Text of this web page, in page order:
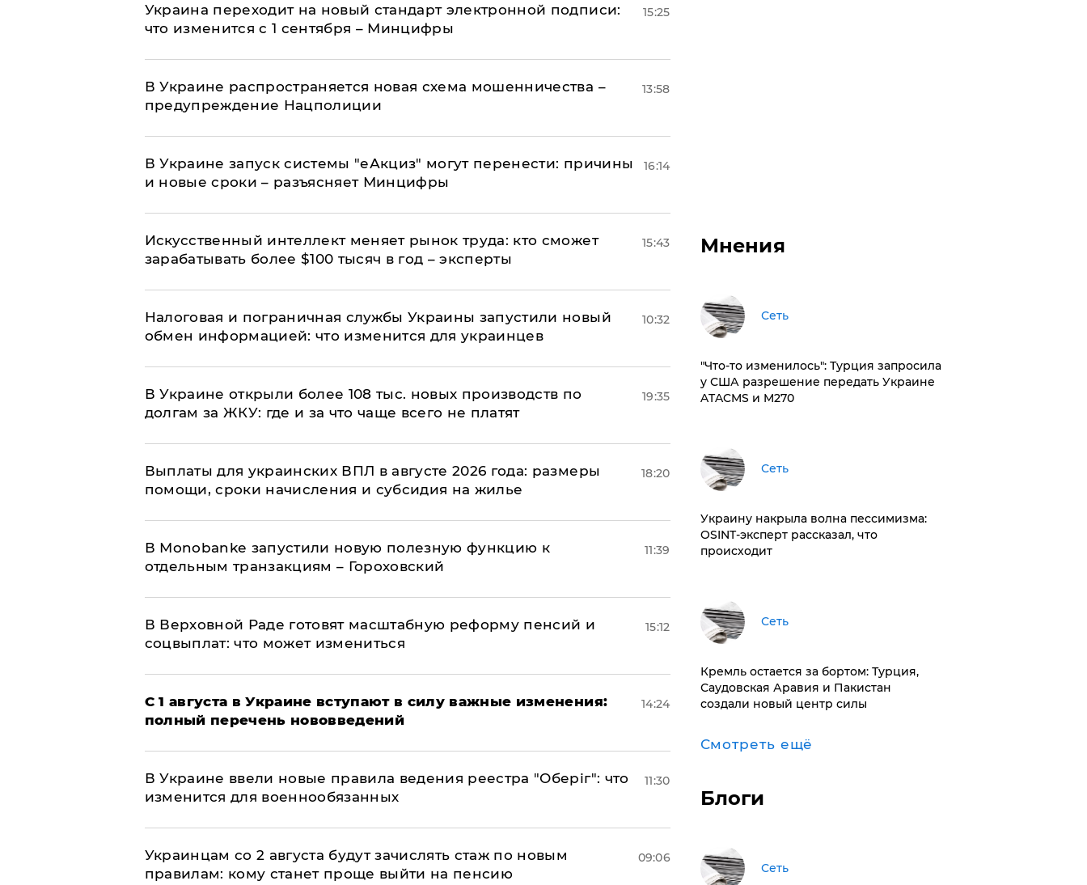
Украина переходит на новый стандарт электронной подписи:
что изменится с 1 сентября – Минцифры
15:25
В Украине распространяется новая схема мошенничества –
предупреждение Нацполиции
13:58
В Украине запуск системы "еАкциз" могут перенести: причины
и новые сроки – разъясняет Минцифры
16:14
Искусственный интеллект меняет рынок труда: кто сможет
зарабатывать более $100 тысяч в год – эксперты
15:43
Налоговая и пограничная службы Украины запустили новый
обмен информацией: что изменится для украинцев
10:32
В Украине открыли более 108 тыс. новых производств по
долгам за ЖКУ: где и за что чаще всего не платят
19:35
Выплаты для украинских ВПЛ в августе 2026 года: размеры
помощи, сроки начисления и субсидия на жилье
18:20
В Мonobankе запустили новую полезную функцию к
отдельным транзакциям – Гороховский
11:39
В Верховной Раде готовят масштабную реформу пенсий и
соцвыплат: что может измениться
15:12
С 1 августа в Украине вступают в силу важные изменения:
полный перечень нововведений
14:24
В Украине ввели новые правила ведения реестра "Оберіг": что
изменится для военнообязанных
11:30
Украинцам со 2 августа будут зачислять стаж по новым
правилам: кому станет проще выйти на пенсию
09:06
Мнения
Сеть
​"Что-то изменилось": Турция запросила
у США разрешение передать Украине
ATACMS и M270
Сеть
​Украину накрыла волна пессимизма:
OSINT-эксперт рассказал, что
происходит
Сеть
​Кремль остается за бортом: Турция,
Саудовская Аравия и Пакистан
создали новый центр силы
Смотреть ещё
Блоги
Сеть